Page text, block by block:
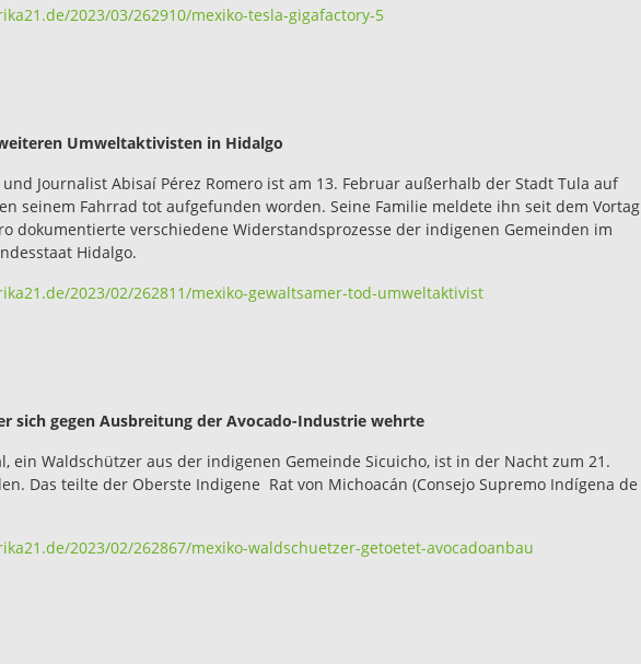
2023/03/262910/mexiko-tesla-gigafactory-5
Umweltaktivisten in Hidalgo
Journalist Abisaí Pérez Romero ist am 13. Februar außerhalb der Stadt Tula auf
seinem Fahrrad tot aufgefunden worden. Seine Familie meldete ihn seit dem Vortag
dokumentierte verschiedene Widerstandsprozesse der indigenen Gemeinden im
Hidalgo.
2023/02/262811/mexiko-gewaltsamer-tod-umweltaktivist
sich gegen Ausbreitung der Avocado-Industrie wehrte
ein Waldschützer aus der indigenen Gemeinde Sicuicho, ist in der Nacht zum 21.
Das teilte der Oberste Indigene Rat von Michoacán (Consejo Supremo Indígena de
2023/02/262867/mexiko-waldschuetzer-getoetet-avocadoanbau